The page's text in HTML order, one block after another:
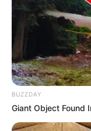
BUZZDAY
Giant Object Found